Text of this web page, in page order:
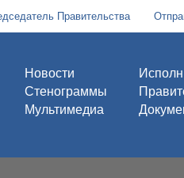
Правительства
Новости
Стенограммы
Мультимедиа